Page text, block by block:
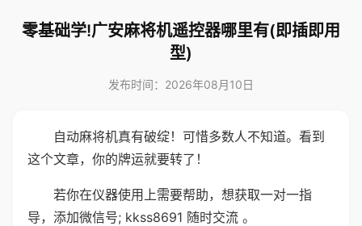
零基础学!广安麻将机遥控器哪里有(即插即用
型)
发布时间：2026年08月10日
自动麻将机真有破绽！可惜多数人不知道。看到
这个文章，你的牌运就要转了！
若你在仪器使用上需要帮助，想获取一对一指
导，添加微信号; kkss8691 随时交流 。